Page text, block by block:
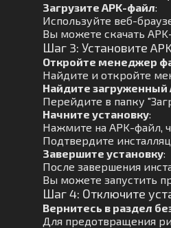
Загрузите APK-файл:
Используйте веб-
Вы можете скачать
Шаг 3: Установите
Откройте менеджер
Найдите и откройте
Найдите загруженный
Перейдите в папку
Начните установку:
Нажмите на APK-файл,
Подтвердите
Завершите установку:
После завершения
Вы можете запустить
Шаг 4: Отключите
Вернитесь в раздел
Для предотвращения